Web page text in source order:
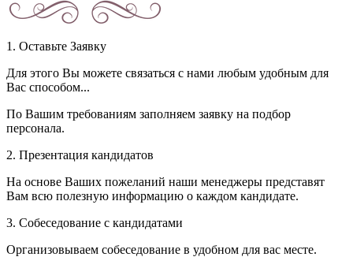
1. Оставьте Заявку
Для этого Вы можете связаться с нами любым удобным для
Вас способом...
По Вашим требованиям заполняем заявку на подбор
персонала.
2. Презентация кандидатов
На основе Ваших пожеланий наши менеджеры представят
Вам всю полезную информацию о каждом кандидате.
3. Собеседование с кандидатами
Организовываем собеседование в удобном для вас месте.